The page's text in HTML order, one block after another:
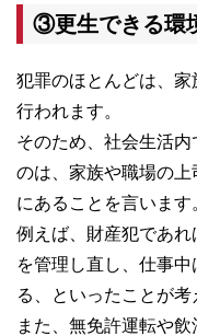
③更生できる環
犯罪のほとんどは、
行われます。
そのため、社会生活
のは、家族や職場の
にあることを言います
例えば、財産犯であ
を管理し直し、仕事
る、といったことが考
また、無免許運転や